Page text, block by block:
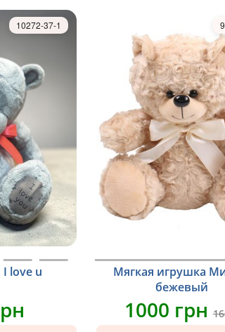
love u
10272-37-1
Мягкая игрушка
бежевый
1000 грн